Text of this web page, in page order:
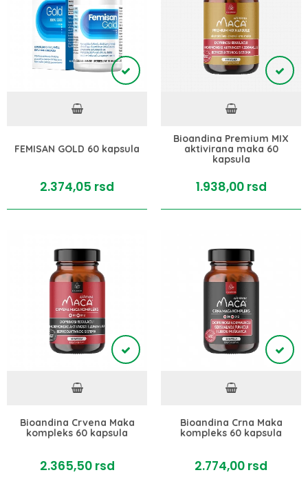
FEMISAN GOLD 60 kapsula
2.374,05 rsd
Bioandina Premium MIX
aktivirana maka 60
kapsula
1.938,00 rsd
Bioandina Crvena Maka
kompleks 60 kapsula
2.365,50 rsd
Bioandina Crna Maka
kompleks 60 kapsula
2.774,00 rsd